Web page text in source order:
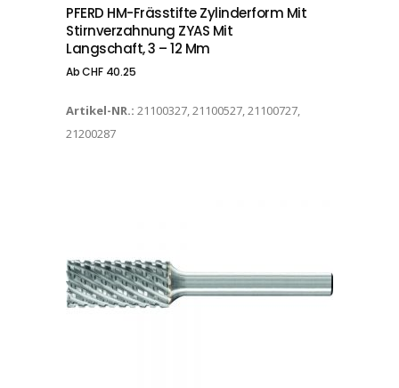
PFERD HM-Frässtifte Zylinderform Mit
Stirnverzahnung ZYAS Mit
Langschaft, 3 – 12 Mm
AbCHF40.25
Artikel-NR.: 21100327, 21100527, 21100727,
21200287